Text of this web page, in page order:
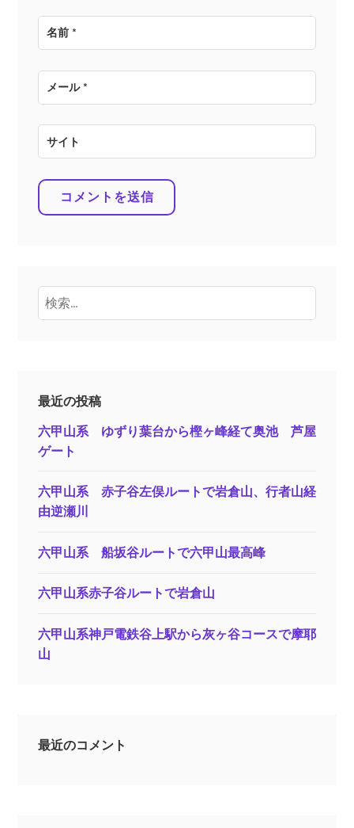
名前*
メール*
サイト
検
索:
最近の投稿
六甲山系 ゆずり葉台から樫ヶ峰経て奥池 芦屋
ゲート
六甲山系 赤子谷左俣ルートで岩倉山、行者山経
由逆瀬川
六甲山系 船坂谷ルートで六甲山最高峰
六甲山系赤子谷ルートで岩倉山
六甲山系神戸電鉄谷上駅から灰ヶ谷コースで摩耶
山
最近のコメント